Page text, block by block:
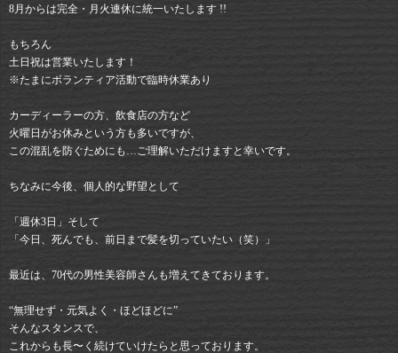
8月からは完全・月火連休に統一いたします !!
もちろん
土日祝は営業いたします！
※たまにボランティア活動で臨時休業あり
カーディーラーの方、飲食店の方など
火曜日がお休みという方も多いですが、
この混乱を防ぐためにも…ご理解いただけますと幸いです。
ちなみに今後、個人的な野望として
「週休3日」そして
「今日、死んでも、前日まで髪を切っていたい（笑）」
最近は、70代の男性美容師さんも増えてきております。
“無理せず・元気よく・ほどほどに”
そんなスタンスで、
これからも長〜く続けていけたらと思っております。